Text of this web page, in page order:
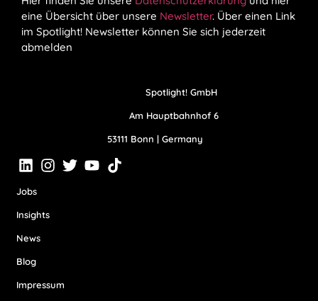
eine Übersicht über unsere Newsletter. Über einen Link
im Spotlight! Newsletter können Sie sich jederzeit
abmelden
Spotlight! GmbH
Am Hauptbahnhof 6
53111 Bonn | Germany
Jobs
Insights
News
Blog
Impressum